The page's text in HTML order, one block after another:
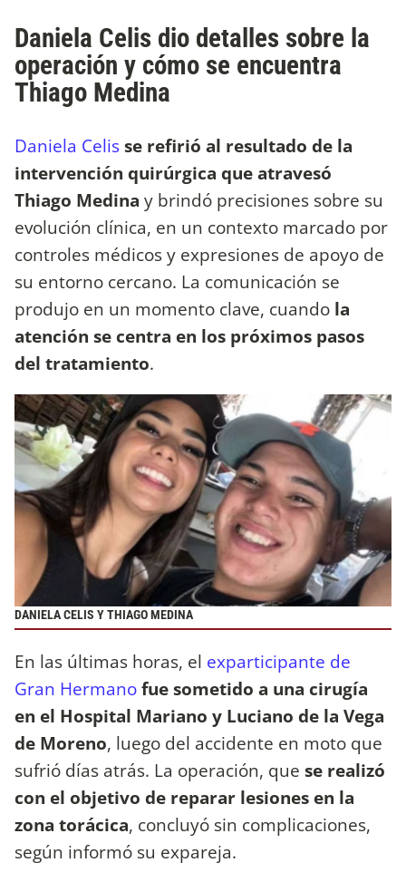
Daniela Celis dio detalles sobre la
operación y cómo se encuentra
Thiago Medina
Daniela Celisse refirió al resultado de la
intervención quirúrgica que atravesó
Thiago Medina y brindó precisiones sobre su
evolución clínica, en un contexto marcado por
controles médicos y expresiones de apoyo de
su entorno cercano. La comunicación se
produjo en un momento clave, cuando la
atención se centra en los próximos pasos
del tratamiento.
DANIELA CELIS Y THIAGO MEDINA
En las últimas horas, el exparticipante de
Gran Hermanofue sometido a una cirugía
en el Hospital Mariano y Luciano de la Vega
de Moreno, luego del accidente en moto que
sufrió días atrás. La operación, que se realizó
con el objetivo de reparar lesiones en la
zona torácica, concluyó sin complicaciones,
según informó su expareja.